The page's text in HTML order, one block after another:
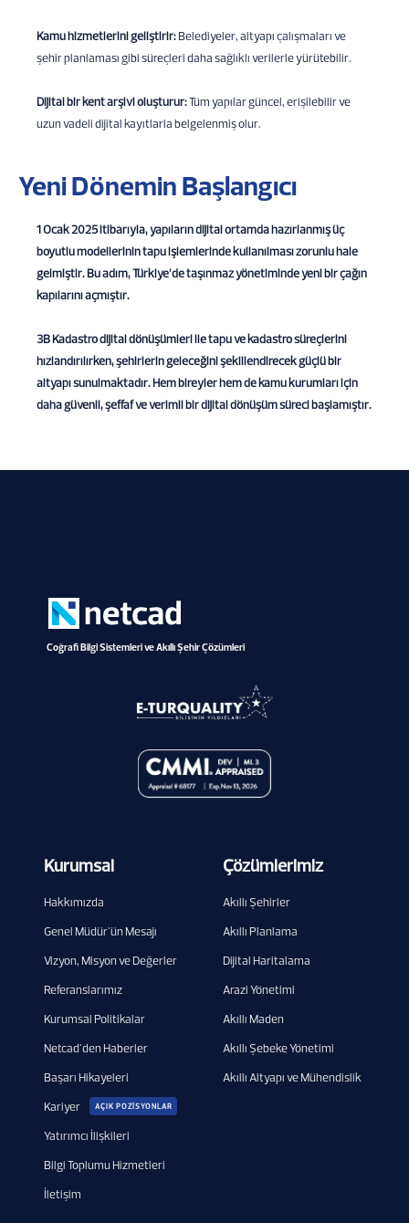
Kamu hizmetlerini geliştirir:Belediyeler, altyapı çalışmaları ve
şehir planlaması gibi süreçleri daha sağlıklı verilerle yürütebilir.
Dijital bir kent arşivi oluşturur:Tüm yapılar güncel, erişilebilir ve
uzun vadeli dijital kayıtlarla belgelenmiş olur.
Yeni Dönemin Başlangıcı
1 Ocak 2025 itibarıyla, yapıların dijital ortamda hazırlanmış üç
boyutlu modellerinin tapu işlemlerinde kullanılması zorunlu hale
gelmiştir. Bu adım, Türkiye’de taşınmaz yönetiminde yeni bir çağın
kapılarını açmıştır.
3B Kadastro dijital dönüşümleri ile tapu ve kadastro süreçlerini
hızlandırılırken, şehirlerin geleceğini şekillendirecek güçlü bir
altyapı sunulmaktadır. Hem bireyler hem de kamu kurumları için
daha güvenli, şeffaf ve verimli bir dijital dönüşüm süreci başlamıştır.
Coğrafi Bilgi Sistemleri ve Akıllı Şehir Çözümleri
Kurumsal
Hakkımızda
Genel Müdür'ün Mesajı
Vizyon, Misyon ve Değerler
Referanslarımız
Kurumsal Politikalar
Netcad'den Haberler
Başarı Hikayeleri
Kariyer
AÇIK POZİSYONLAR
Yatırımcı İlişkileri
Bilgi Toplumu Hizmetleri
İletişim
Çözümlerimiz
Akıllı Şehirler
Akıllı Planlama
Dijital Haritalama
Arazi Yönetimi
Akıllı Maden
Akıllı Şebeke Yönetimi
Akıllı Altyapı ve Mühendislik